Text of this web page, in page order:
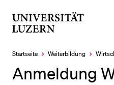
Startseite Weiterbildung
Anmeldung
LETZTE SUCHEN
DIE UNI FÜR…